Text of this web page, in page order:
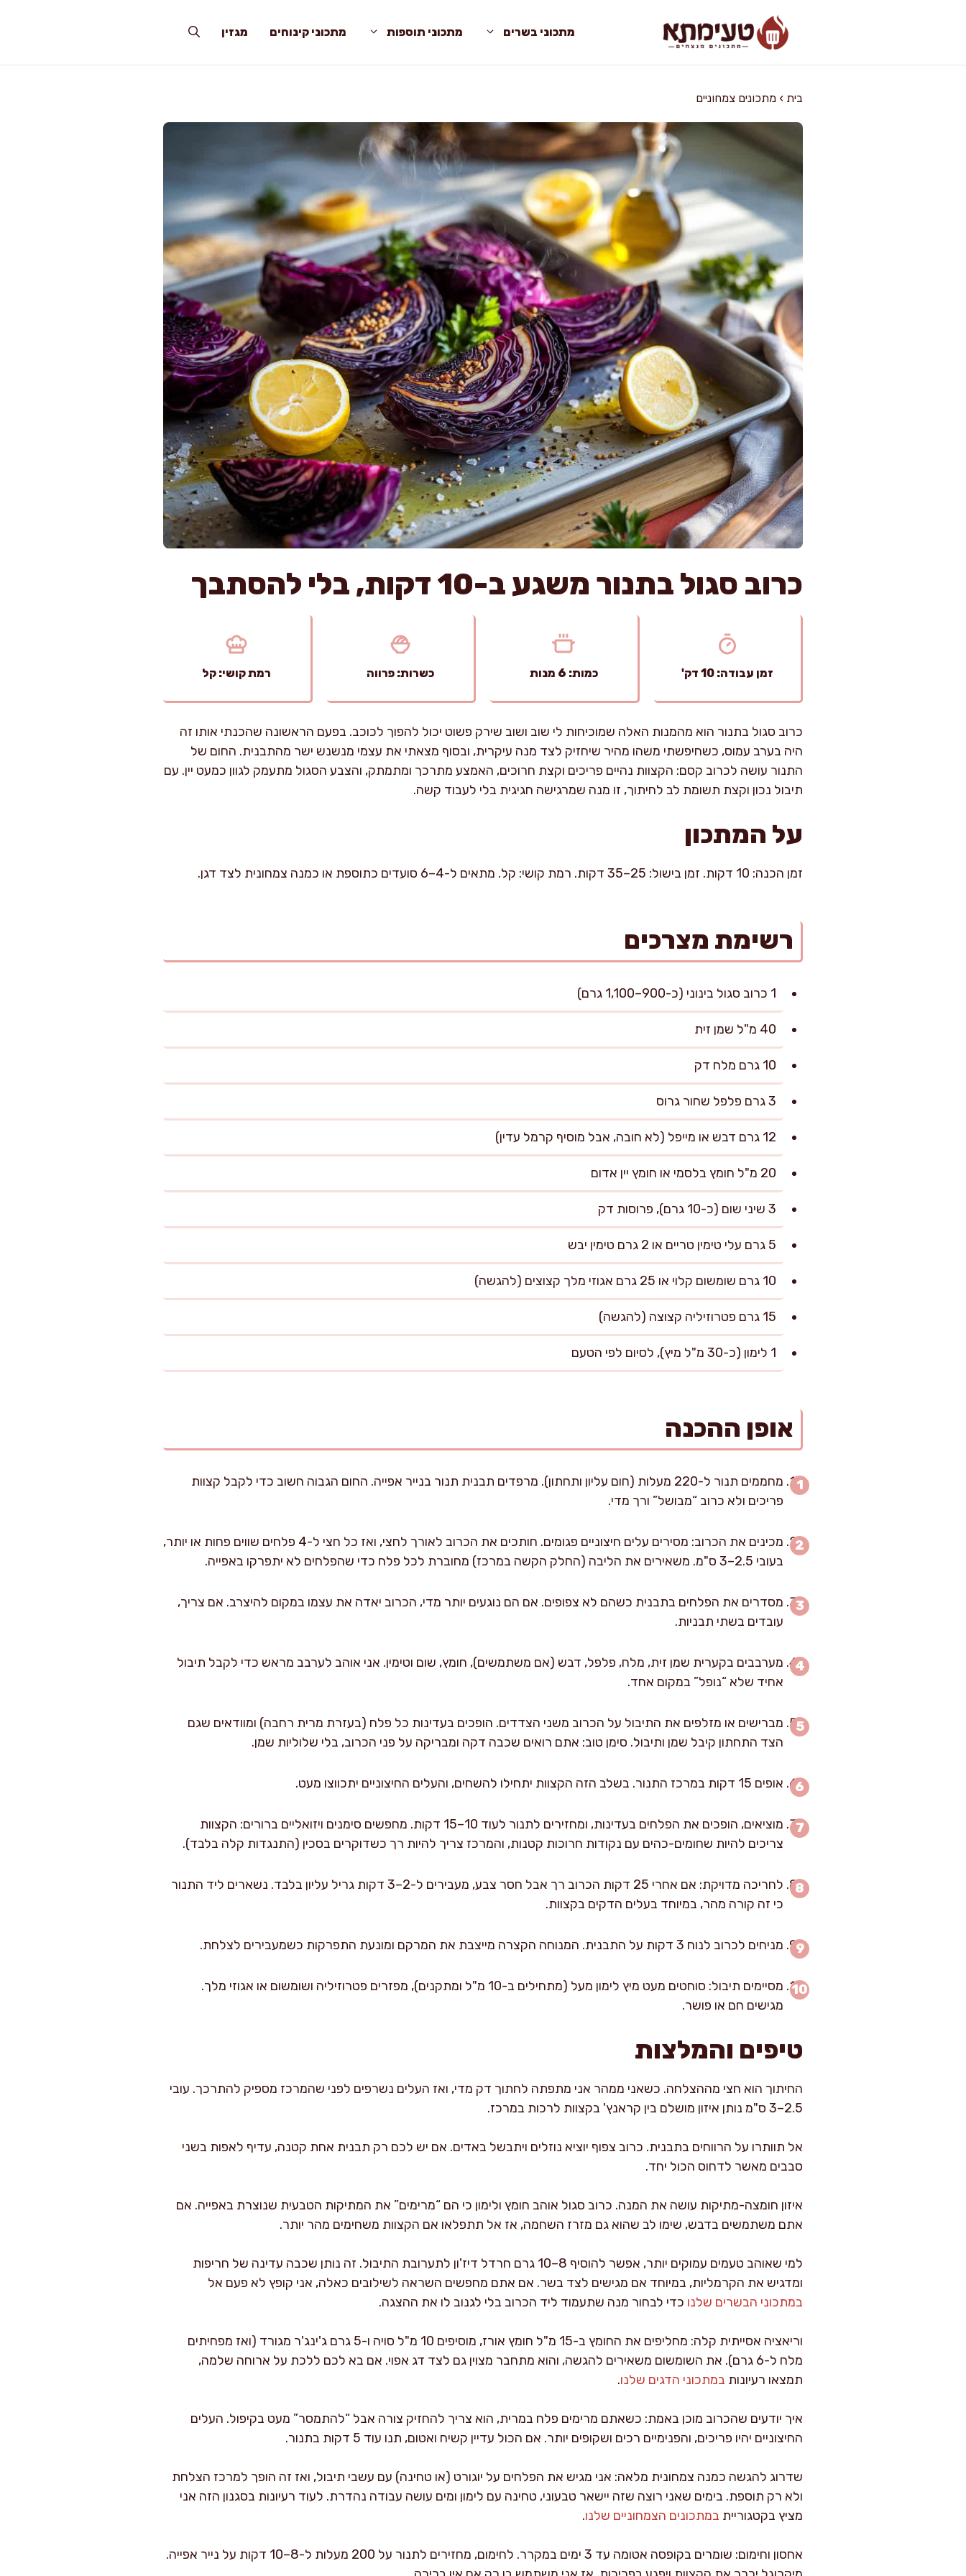
מתכוני בשרים מתכוני תוספות מתכוני קינוחים מגזין
בית › מתכונים צמחוניים
כרוב סגול בתנור משגע ב-10 דקות, בלי להסתבך
זמן עבודה: 10 דק' כמות: 6 מנות כשרות: פרווה רמת קושי: קל
כרוב סגול בתנור הוא מהמנות האלה שמוכיחות לי שוב ושוב שירק פשוט יכול להפוך לכוכב. בפעם הראשונה שהכנתי אותו זה
היה בערב עמוס, כשחיפשתי משהו מהיר שיחזיק לצד מנה עיקרית, ובסוף מצאתי את עצמי מנשנש ישר מהתבנית. החום של
התנור עושה לכרוב קסם: הקצוות נהיים פריכים וקצת חרוכים, האמצע מתרכך ומתמתק, והצבע הסגול מתעמק לגוון כמעט יין. עם
תיבול נכון וקצת תשומת לב לחיתוך, זו מנה שמרגישה חגיגית בלי לעבוד קשה.
על המתכון
זמן הכנה: 10 דקות. זמן בישול: 25–35 דקות. רמת קושי: קל. מתאים ל-4–6 סועדים כתוספת או כמנה צמחונית לצד דגן.
רשימת מצרכים
1 כרוב סגול בינוני (כ-900–1,100 גרם)
40 מ"ל שמן זית
10 גרם מלח דק
3 גרם פלפל שחור גרוס
12 גרם דבש או מייפל (לא חובה, אבל מוסיף קרמל עדין)
20 מ"ל חומץ בלסמי או חומץ יין אדום
3 שיני שום (כ-10 גרם), פרוסות דק
5 גרם עלי טימין טריים או 2 גרם טימין יבש
10 גרם שומשום קלוי או 25 גרם אגוזי מלך קצוצים (להגשה)
15 גרם פטרוזיליה קצוצה (להגשה)
1 לימון (כ-30 מ"ל מיץ), לסיום לפי הטעם
אופן ההכנה
מחממים תנור ל-220 מעלות (חום עליון ותחתון). מרפדים תבנית תנור בנייר אפייה. החום הגבוה חשוב כדי לקבל קצוות
פריכים ולא כרוב “מבושל” ורך מדי.
מכינים את הכרוב: מסירים עלים חיצוניים פגומים. חותכים את הכרוב לאורך לחצי, ואז כל חצי ל-4 פלחים שווים פחות או יותר,
בעובי 2.5–3 ס"מ. משאירים את הליבה (החלק הקשה במרכז) מחוברת לכל פלח כדי שהפלחים לא יתפרקו באפייה.
מסדרים את הפלחים בתבנית כשהם לא צפופים. אם הם נוגעים יותר מדי, הכרוב יאדה את עצמו במקום להיצרב. אם צריך,
עובדים בשתי תבניות.
מערבבים בקערית שמן זית, מלח, פלפל, דבש (אם משתמשים), חומץ, שום וטימין. אני אוהב לערבב מראש כדי לקבל תיבול
אחיד שלא “נופל” במקום אחד.
מברישים או מזלפים את התיבול על הכרוב משני הצדדים. הופכים בעדינות כל פלח (בעזרת מרית רחבה) ומוודאים שגם
הצד התחתון קיבל שמן ותיבול. סימן טוב: אתם רואים שכבה דקה ומבריקה על פני הכרוב, בלי שלוליות שמן.
אופים 15 דקות במרכז התנור. בשלב הזה הקצוות יתחילו להשחים, והעלים החיצוניים יתכווצו מעט.
מוציאים, הופכים את הפלחים בעדינות, ומחזירים לתנור לעוד 10–15 דקות. מחפשים סימנים ויזואליים ברורים: הקצוות
צריכים להיות שחומים-כהים עם נקודות חרוכות קטנות, והמרכז צריך להיות רך כשדוקרים בסכין (התנגדות קלה בלבד).
לחריכה מדויקת: אם אחרי 25 דקות הכרוב רך אבל חסר צבע, מעבירים ל-2–3 דקות גריל עליון בלבד. נשארים ליד התנור
כי זה קורה מהר, במיוחד בעלים הדקים בקצוות.
מניחים לכרוב לנוח 3 דקות על התבנית. המנוחה הקצרה מייצבת את המרקם ומונעת התפרקות כשמעבירים לצלחת.
מסיימים תיבול: סוחטים מעט מיץ לימון מעל (מתחילים ב-10 מ"ל ומתקנים), מפזרים פטרוזיליה ושומשום או אגוזי מלך.
מגישים חם או פושר.
טיפים והמלצות
החיתוך הוא חצי מההצלחה. כשאני ממהר אני מתפתה לחתוך דק מדי, ואז העלים נשרפים לפני שהמרכז מספיק להתרכך. עובי
2.5–3 ס"מ נותן איזון מושלם בין קראנץ' בקצוות לרכות במרכז.
אל תוותרו על הרווחים בתבנית. כרוב צפוף יוציא נוזלים ויתבשל באדים. אם יש לכם רק תבנית אחת קטנה, עדיף לאפות בשני
סבבים מאשר לדחוס הכול יחד.
איזון חומצה-מתיקות עושה את המנה. כרוב סגול אוהב חומץ ולימון כי הם “מרימים” את המתיקות הטבעית שנוצרת באפייה. אם
אתם משתמשים בדבש, שימו לב שהוא גם מזרז השחמה, אז אל תתפלאו אם הקצוות משחימים מהר יותר.
למי שאוהב טעמים עמוקים יותר, אפשר להוסיף 8–10 גרם חרדל דיז'ון לתערובת התיבול. זה נותן שכבה עדינה של חריפות
ומדגיש את הקרמליות, במיוחד אם מגישים לצד בשר. אם אתם מחפשים השראה לשילובים כאלה, אני קופץ לא פעם אל
במתכוני הבשרים שלנו כדי לבחור מנה שתעמוד ליד הכרוב בלי לגנוב לו את ההצגה.
וריאציה אסייתית קלה: מחליפים את החומץ ב-15 מ"ל חומץ אורז, מוסיפים 10 מ"ל סויה ו-5 גרם ג'ינג'ר מגורד (ואז מפחיתים
מלח ל-6 גרם). את השומשום משאירים להגשה, והוא מתחבר מצוין גם לצד דג אפוי. אם בא לכם ללכת על ארוחה שלמה,
תמצאו רעיונות במתכוני הדגים שלנו.
איך יודעים שהכרוב מוכן באמת: כשאתם מרימים פלח במרית, הוא צריך להחזיק צורה אבל “להתמסר” מעט בקיפול. העלים
החיצוניים יהיו פריכים, והפנימיים רכים ושקופים יותר. אם הכול עדיין קשיח ואטום, תנו עוד 5 דקות בתנור.
שדרוג להגשה כמנה צמחונית מלאה: אני מגיש את הפלחים על יוגורט (או טחינה) עם עשבי תיבול, ואז זה הופך למרכז הצלחת
ולא רק תוספת. בימים שאני רוצה שזה יישאר טבעוני, טחינה עם לימון ומים עושה עבודה נהדרת. לעוד רעיונות בסגנון הזה אני
מציץ בקטגוריית במתכונים הצמחוניים שלנו.
אחסון וחימום: שומרים בקופסה אטומה עד 3 ימים במקרר. לחימום, מחזירים לתנור על 200 מעלות ל-8–10 דקות על נייר אפייה.